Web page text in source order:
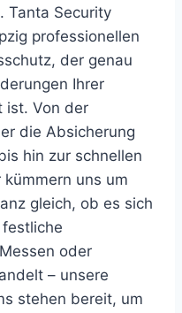
Tanta Security
professionellen
der genau
Ihrer
ist. Von der
die Absicherung
hin zur schnellen
uns um
gleich, ob es sich
oder
– unsere
stehen bereit, um